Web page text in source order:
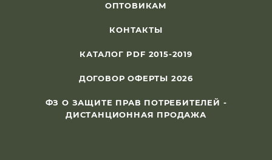
ОПТОВИКАМ
КОНТАКТЫ
КАТАЛОГ PDF 2015-2019
ДОГОВОР ОФЕРТЫ 2026
ФЗ О ЗАЩИТЕ ПРАВ ПОТРЕБИТЕЛЕЙ -
ДИСТАНЦИОННАЯ ПРОДАЖА